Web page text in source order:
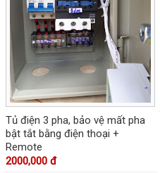
Tủ điện 3 pha, bảo vệ mất pha
bật tắt bằng điện thoại +
Remote
2000,000 đ